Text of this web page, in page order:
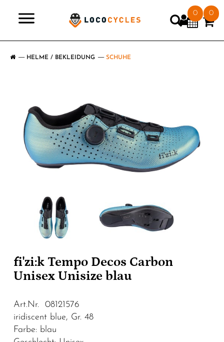
0 0
HELME / BEKLEIDUNG SCHUHE
fi'zi:k Tempo Decos Carbon
Unisex Unisize blau
Art.Nr. 08121576
iridiscent blue, Gr. 48
Farbe: blau